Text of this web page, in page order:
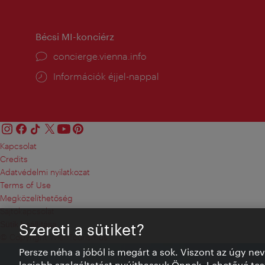
Bécsi MI-konciérz
concierge.vienna.info
Információk éjjel-nappal
Kapcsolat
Credits
Adatvédelmi nyilatkozat
Terms of Use
Megközelíthetőség
Sajtókapcsolat
Sütik beállítása
© Copyright WienTourismus
Szereti a sütiket?
Persze néha a jóból is megárt a sok. Viszont az úgy